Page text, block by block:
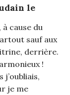
le
cause du
sauf aux
derrière.
!
je me